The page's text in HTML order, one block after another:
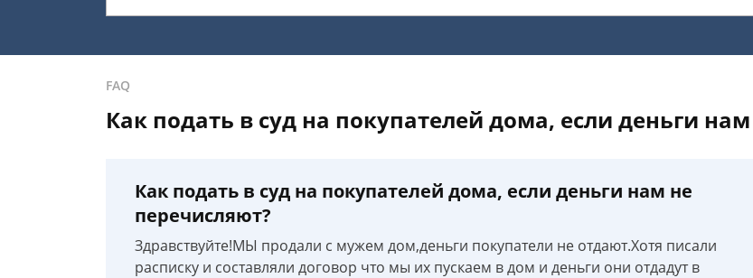
FAQ
Как подать в суд на покупателей дома, если деньги
Как подать в суд на покупателей дома, если деньги нам не
перечисляют?
Здравствуйте!МЫ продали с мужем дом,деньги покупатели не отдают.Хотя писали
расписку и составляли договор что мы их пускаем в дом и деньги они отдадут в